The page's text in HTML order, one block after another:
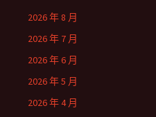
2026 年 8 月
2026 年 7 月
2026 年 6 月
2026 年 5 月
2026 年 4 月